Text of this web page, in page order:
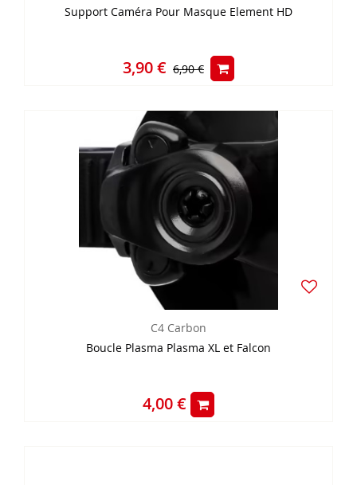
Support Caméra Pour Masque Element HD
3,90 € 6,90 €
C4 Carbon
Boucle Plasma Plasma XL et Falcon
4,00 €